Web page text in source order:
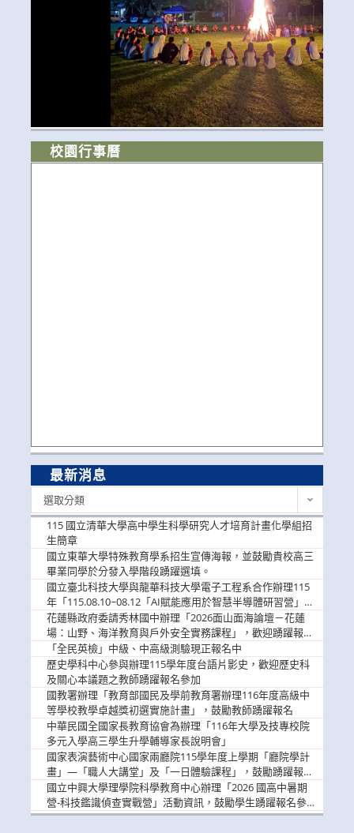
校園行事曆
最新消息
選取分類
115 國立清華大學高中學生科學研究人才培育計畫化學組招
生簡章
國立東華大學特殊教育學系招生宣傳海報，並鼓勵貴校高三
畢業同學於分發入學階段踴躍選填。
國立臺北科技大學與龍華科技大學電子工程系合作辦理115
年「115.08.10~08.12「AI賦能應用於智慧半導體研習營」，
歡迎學生踴躍報名參加
花蓮縣政府委請秀林國中辦理「2026面山面海論壇－花蓮
場：山野、海洋教育與戶外安全實務課程」，歡迎踴躍報名
參加
「全民英檢」中級、中高級測驗現正報名中
歷史學科中心參與辦理115學年度台語片影史，歡迎歷史科
及關心本議題之教師踴躍報名參加
國教署辦理「教育部國民及學前教育署辦理116年度高級中
等學校教學卓越獎初選實施計畫」，鼓勵教師踴躍報名
中華民國全國家長教育協會為辦理「116年大學及技專校院
多元入學高三學生升學輔導家長說明會」
國家表演藝術中心國家兩廳院115學年度上學期「廳院學計
畫」—「職人大講堂」及「一日體驗課程」，鼓勵踴躍報名
參與。
國立中興大學理學院科學教育中心辦理「2026 國高中暑期
營-科技鑑識偵查實戰營」活動資訊，鼓勵學生踴躍報名參
加。